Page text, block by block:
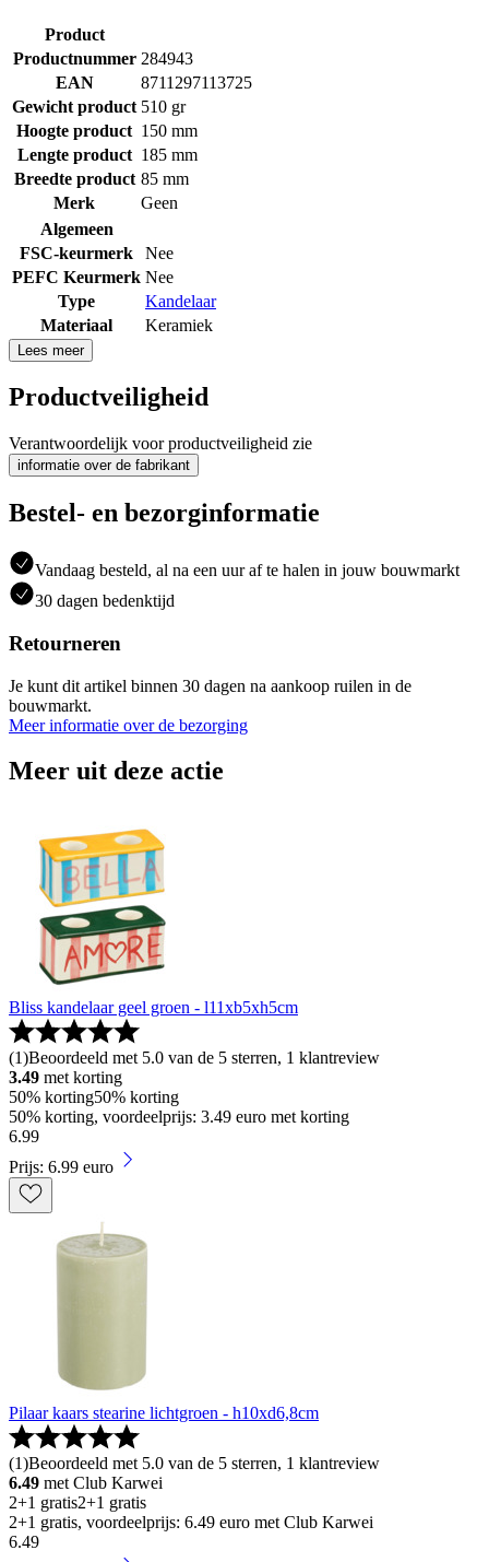
Product
Productnummer 284943
EAN
8711297113725
Gewicht product 510 gr
Hoogte product 150 mm
Lengte product 185 mm
Breedte product 85 mm
Merk
Geen
Algemeen
FSC-keurmerk
Nee
PEFC Keurmerk Nee
Type
Kandelaar
Materiaal
Keramiek
Lees meer
Productveiligheid
Verantwoordelijk voor productveiligheid zie
informatie over de fabrikant
Bestel- en bezorginformatie
Vandaag besteld, al na een uur af te halen in jouw bouwmarkt
30 dagen bedenktijd
Retourneren
Je kunt dit artikel binnen 30 dagen na aankoop ruilen in de
bouwmarkt.
Meer informatie over de bezorging
Meer uit deze actie
Bliss kandelaar geel groen - l11xb5xh5cm
(1)Beoordeeld met 5.0 van de 5 sterren, 1 klantreview
3.49 met korting
50% korting50% korting
50% korting, voordeelprijs: 3.49 euro met korting
6.99
Prijs: 6.99 euro
Pilaar kaars stearine lichtgroen - h10xd6,8cm
(1)Beoordeeld met 5.0 van de 5 sterren, 1 klantreview
6.49 met Club Karwei
2+1 gratis2+1 gratis
2+1 gratis, voordeelprijs: 6.49 euro met Club Karwei
6.49